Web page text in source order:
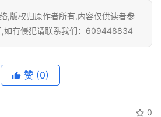
,版权归原作者所有,内容仅供读者参
,如有侵犯请联系我们：609448834
赞 (0)
0